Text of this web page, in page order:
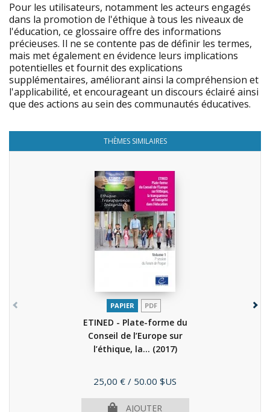
Pour les utilisateurs, notamment les acteurs engagés
dans la promotion de l'éthique à tous les niveaux de
l'éducation, ce glossaire offre des informations
précieuses. Il ne se contente pas de définir les termes,
mais met également en évidence leurs implications
potentielles et fournit des explications
supplémentaires, améliorant ainsi la compréhension et
l'applicabilité, et encourageant un discours éclairé ainsi
que des actions au sein des communautés éducatives.
THÈMES SIMILAIRES
PAPIER PDF
ETINED - Plate-forme du
Conseil de l’Europe sur
l’éthique, la... (2017)
Prix
25,00 € / 50.00 $US
AJOUTER